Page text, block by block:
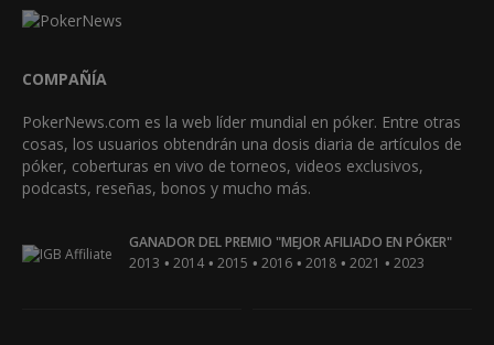
COMPAÑÍA
PokerNews.com es la web líder mundial en póker. Entre otras
cosas, los usuarios obtendrán una dosis diaria de artículos de
póker, coberturas en vivo de torneos, videos exclusivos,
podcasts, reseñas, bonos y mucho más.
GANADOR DEL PREMIO "MEJOR AFILIADO EN PÓKER"
2013 • 2014 • 2015 • 2016 • 2018 • 2021 • 2023